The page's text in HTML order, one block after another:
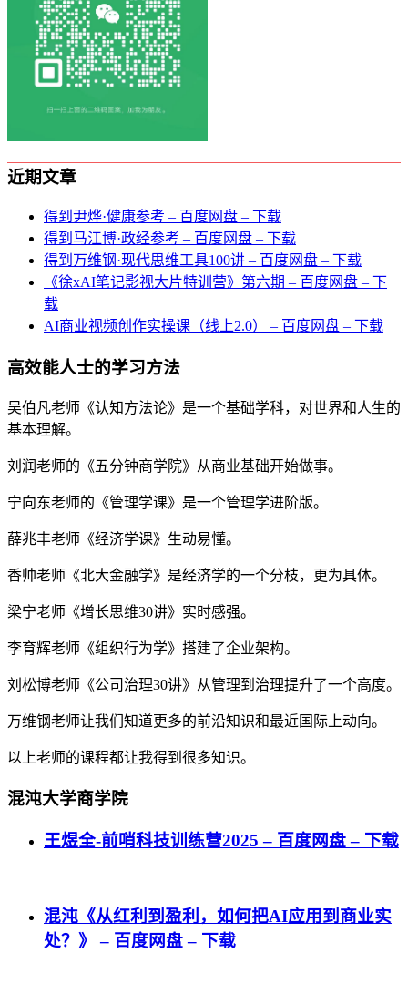
近期文章
得到尹烨·健康参考 – 百度网盘 – 下载
得到马江博·政经参考 – 百度网盘 – 下载
得到万维钢·现代思维⼯具100讲 – 百度网盘 – 下载
《徐xAI笔记影视大片特训营》第六期 – 百度网盘 – 下
载
AI商业视频创作实操课（线上2.0） – 百度网盘 – 下载
高效能人士的学习方法
吴伯凡老师《认知方法论》是一个基础学科，对世界和人生的
基本理解。
刘润老师的《五分钟商学院》从商业基础开始做事。
宁向东老师的《管理学课》是一个管理学进阶版。
薛兆丰老师《经济学课》生动易懂。
香帅老师《北大金融学》是经济学的一个分枝，更为具体。
梁宁老师《增长思维30讲》实时感强。
李育辉老师《组织行为学》搭建了企业架构。
刘松博老师《公司治理30讲》从管理到治理提升了一个高度。
万维钢老师让我们知道更多的前沿知识和最近国际上动向。
以上老师的课程都让我得到很多知识。
混沌大学商学院
王煜全-前哨科技训练营2025 – 百度网盘 – 下载
混沌《从红利到盈利，如何把AI应用到商业实
处？》 – 百度网盘 – 下载